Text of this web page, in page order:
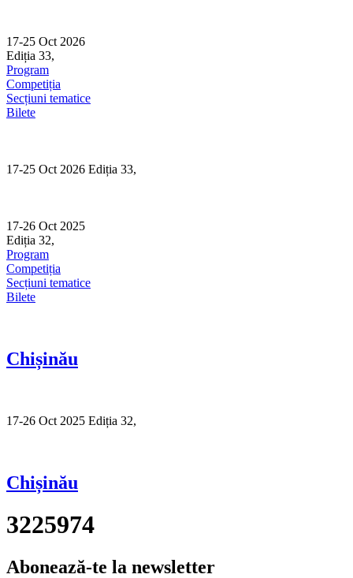
content
17-25 Oct 2026
Ediția 33,
Program
Competiția
Secțiuni tematice
Bilete
17-25 Oct 2026 Ediția 33,
17-26 Oct 2025
Ediția 32,
Program
Competiția
Secțiuni tematice
Bilete
Chișinău
17-26 Oct 2025 Ediția 32,
Chișinău
3225974
Abonează-te la newsletter